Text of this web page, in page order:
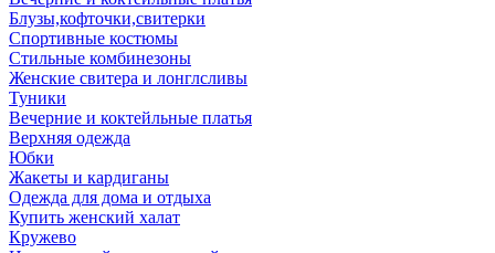
Блузы,кофточки,свитерки
Спортивные костюмы
Стильные комбинезоны
Женские свитера и лонглсливы
Туники
Вечерние и коктейльные платья
Верхняя одежда
Юбки
Жакеты и кардиганы
Одежда для дома и отдыха
Купить женский халат
Кружево